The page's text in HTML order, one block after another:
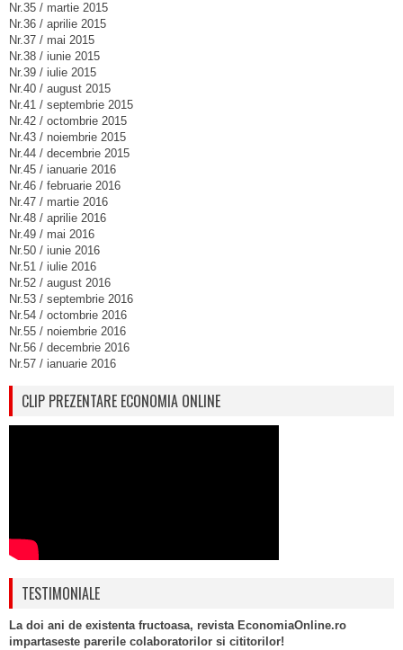
Nr.35 / martie 2015
Nr.36 / aprilie 2015
Nr.37 / mai 2015
Nr.38 / iunie 2015
Nr.39 / iulie 2015
Nr.40 / august 2015
Nr.41 / septembrie 2015
Nr.42 / octombrie 2015
Nr.43 / noiembrie 2015
Nr.44 / decembrie 2015
Nr.45 / ianuarie 2016
Nr.46 / februarie 2016
Nr.47 / martie 2016
Nr.48 / aprilie 2016
Nr.49 / mai 2016
Nr.50 / iunie 2016
Nr.51 / iulie 2016
Nr.52 / august 2016
Nr.53 / septembrie 2016
Nr.54 / octombrie 2016
Nr.55 / noiembrie 2016
Nr.56 / decembrie 2016
Nr.57 / ianuarie 2016
CLIP PREZENTARE ECONOMIA ONLINE
TESTIMONIALE
La doi ani de existenta fructoasa, revista EconomiaOnline.ro
impartaseste parerile colaboratorilor si cititorilor!